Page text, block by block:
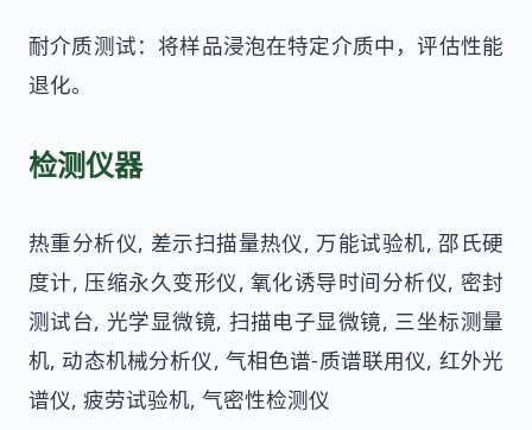
耐介质测试：将样品浸泡在特定介质中，评估性能
退化。
检测仪器
热重分析仪, 差示扫描量热仪, 万能试验机, 邵氏硬
度计, 压缩永久变形仪, 氧化诱导时间分析仪, 密封
测试台, 光学显微镜, 扫描电子显微镜, 三坐标测量
机, 动态机械分析仪, 气相色谱-质谱联用仪, 红外光
谱仪, 疲劳试验机, 气密性检测仪